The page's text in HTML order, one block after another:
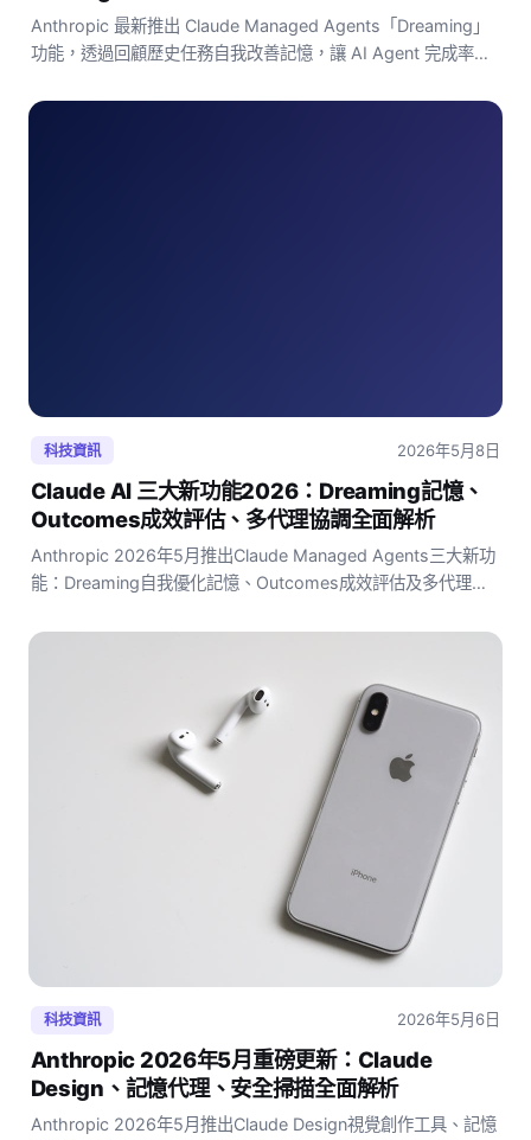
Anthropic 最新推出 Claude Managed Agents「Dreaming」
功能，透過回顧歷史任務自我改善記憶，讓 AI Agent 完成率提
科技資訊 2026年5月8日
Claude AI 三大新功能2026：Dreaming記憶、
Outcomes成效評估、多代理協調全面解析
Anthropic 2026年5月推出Claude Managed Agents三大新功
能：Dreaming自我優化記憶、Outcomes成效評估及多代理協
科技資訊 2026年5月6日
Anthropic 2026年5月重磅更新：Claude
Design、記憶代理、安全掃描全面解析
Anthropic 2026年5月推出Claude Design視覺創作工具、記憶